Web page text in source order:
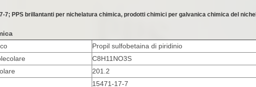
7; PPS brillantanti per nichelatura chimica, prodotti chimici per galvanica chimica del nichel
Propil sulfobetaina di piridinio
C8H11NO3S
201.2
15471-17-7